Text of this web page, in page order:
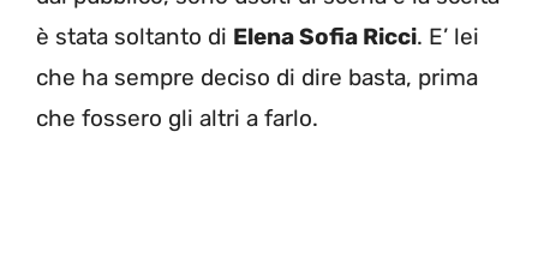
è stata soltanto di Elena Sofia Ricci. E’ lei
che ha sempre deciso di dire basta, prima
che fossero gli altri a farlo.